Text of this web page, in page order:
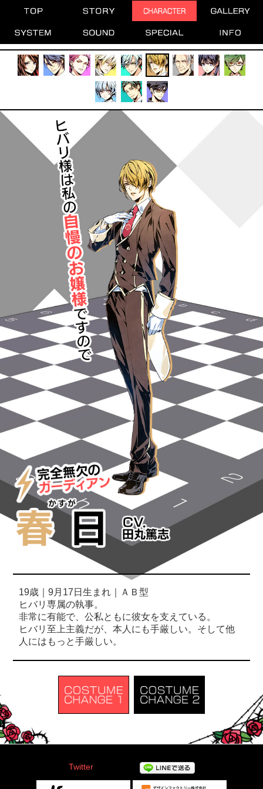
19歳｜9月17日生まれ｜ＡＢ型
ヒバリ専属の執事。
非常に有能で、公私ともに彼女を支えている。
ヒバリ至上主義だが、本人にも手厳しい。そして他
人にはもっと手厳しい。
Twitter